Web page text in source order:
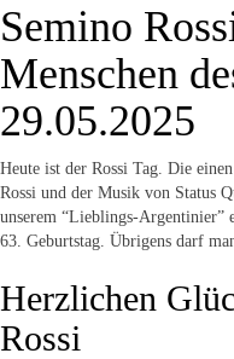
Semino
Menschen
29.05.2025
Heute ist der Rossi Tag. Die
Rossi und der Musik von Status
unserem “Lieblings-Argentinier”
63. Geburtstag. Übrigens darf
Herzlichen
Rossi